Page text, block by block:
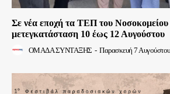
Σε νέα εποχή τα ΤΕΠ του
μετεγκατάσταση 10 έως 12 Αυγούστου
ΟΜΑΔΑ ΣΥΝΤΑΞΗΣ - Παρασκευή 7